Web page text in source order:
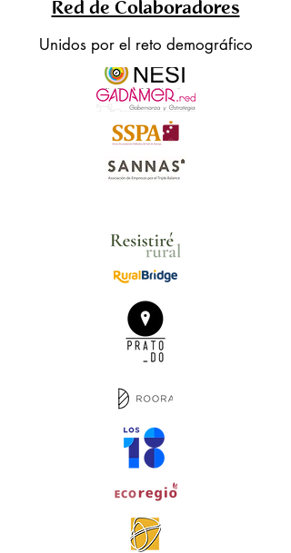
Red de Colaboradores
Unidos por el reto demográfico